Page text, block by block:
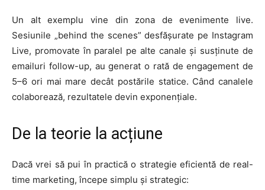
Un alt exemplu vine din zona de evenimente live.
Sesiunile „behind the scenes” desfășurate pe Instagram
Live, promovate în paralel pe alte canale și susținute de
emailuri follow-up, au generat o rată de engagement de
5–6 ori mai mare decât postările statice. Când canalele
colaborează, rezultatele devin exponențiale.
De la teorie la acțiune
Dacă vrei să pui în practică o strategie eficientă de real-
time marketing, începe simplu și strategic: